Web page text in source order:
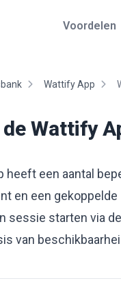
Voordelen
Wattify App
Wattify
heeft een aantal
en een gekoppelde
sessie starten via
van